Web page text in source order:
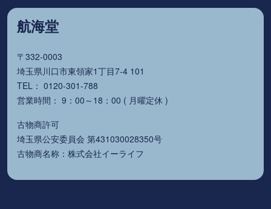
航海堂
〒332-0003
埼玉県川口市東領家1丁目7-4 101
TEL： 0120-301-788
営業時間： 9：00～18：00 ( 月曜定休 )
古物商許可
埼玉県公安委員会 第431030028350号
古物商名称：株式会社イーライフ